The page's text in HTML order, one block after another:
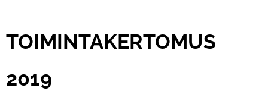
TOIMINTAKERTOMUS
2019